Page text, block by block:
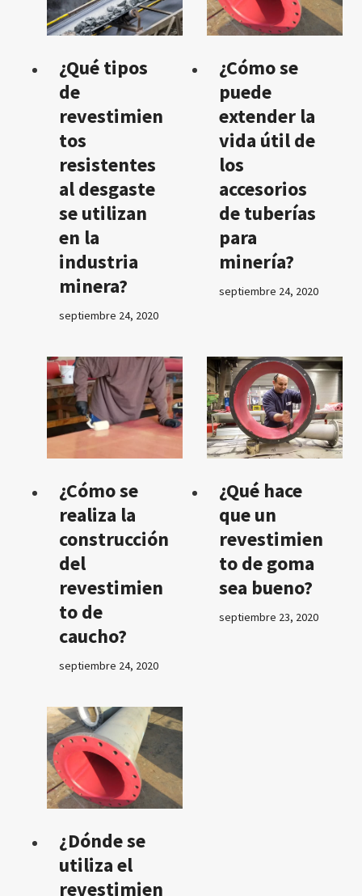
¿Qué tipos
de
revestimien
tos
resistentes
al desgaste
se utilizan
en la
industria
minera?
septiembre 24, 2020
¿Cómo se
puede
extender la
vida útil de
los
accesorios
de tuberías
para
minería?
septiembre 24, 2020
¿Cómo se
realiza la
construcción
del
revestimien
to de
caucho?
septiembre 24, 2020
¿Qué hace
que un
revestimien
to de goma
sea bueno?
septiembre 23, 2020
¿Dónde se
utiliza el
revestimien